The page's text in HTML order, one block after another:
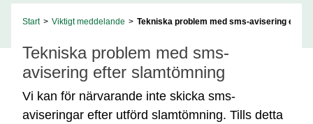
Start > Viktigt meddelande > Tekniska problem med sms-avisering efter
Tekniska problem med sms-
avisering efter slamtömning
Vi kan för närvarande inte skicka sms-
aviseringar efter utförd slamtömning. Tills detta